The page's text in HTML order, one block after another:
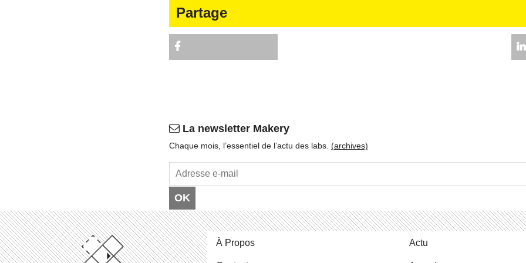
Partage
La newsletter Makery
Chaque mois, l’es­sen­tiel de l’actu des labs. (ar­chives)
OK
À Propos Actu